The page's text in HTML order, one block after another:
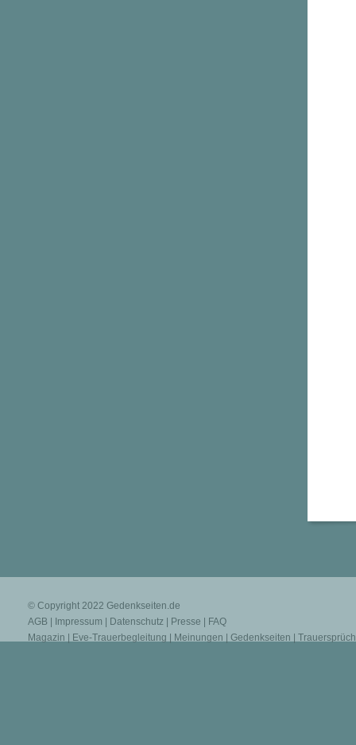
© Copyright 2022 Gedenkseiten.de
AGB
Impressum Datenschutz Presse
FAQ
Magazin
Eve-Trauerbegleitung Meinungen Gedenkseiten